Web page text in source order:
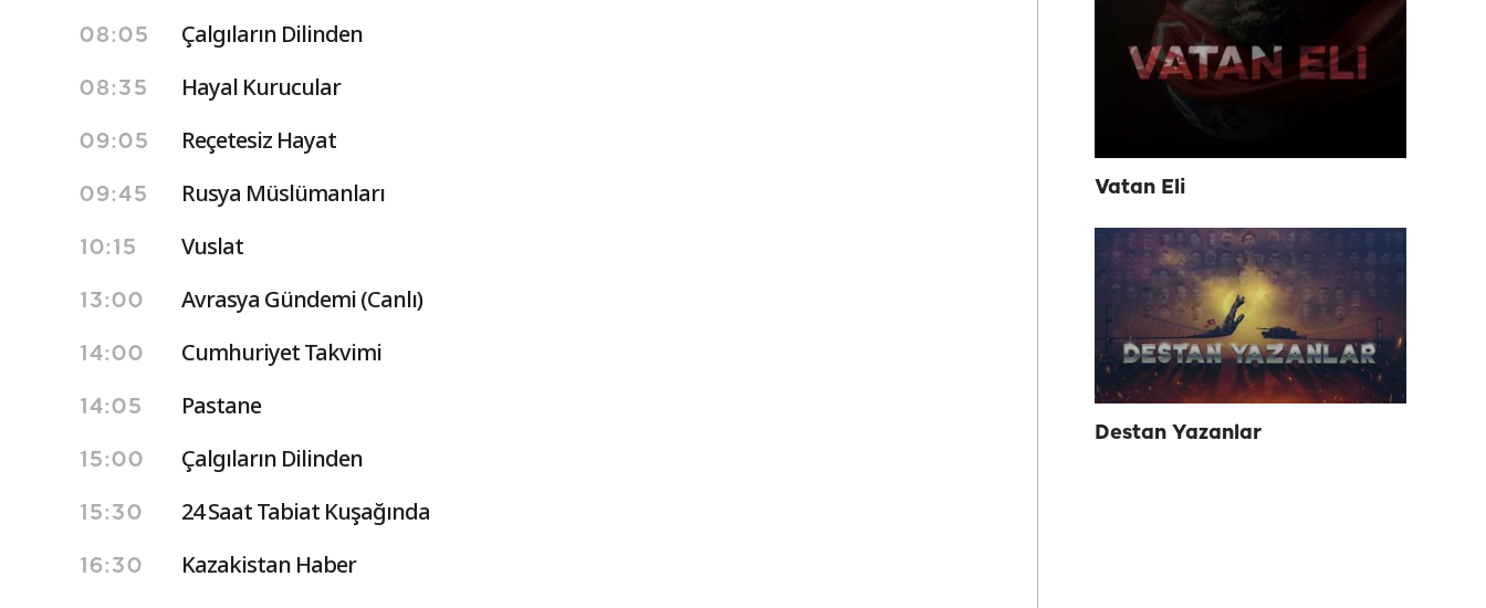
08:05 Çalgıların Dilinden
08:35 Hayal Kurucular
09:05 Reçetesiz Hayat
09:45 Rusya Müslümanları
10:15 Vuslat
13:00 Avrasya Gündemi (Canlı)
14:00 Cumhuriyet Takvimi
14:05 Pastane
15:00 Çalgıların Dilinden
15:30 24 Saat Tabiat Kuşağında
16:30 Kazakistan Haber
Vatan Eli
Destan Yazanlar